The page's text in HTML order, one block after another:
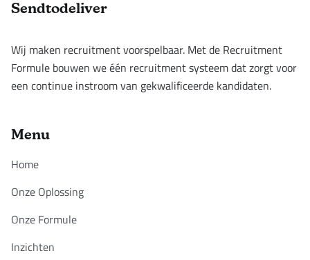
Footer
Sendtodeliver
Wij maken recruitment voorspelbaar. Met de Recruitment
Formule bouwen we één recruitment systeem dat zorgt voor
een continue instroom van gekwalificeerde kandidaten.
Menu
Home
Onze Oplossing
Onze Formule
Inzichten